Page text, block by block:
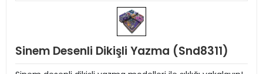
Sinem Desenli Dikişli Yazma (Snd8311)